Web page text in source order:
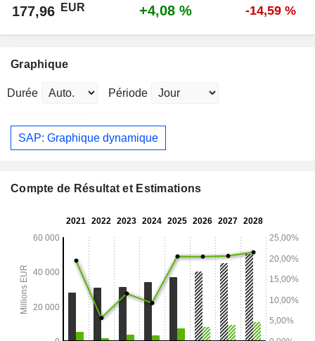
177,96 EUR +4,08 % -14,59 %
Graphique
Durée Période
SAP: Graphique dynamique
Compte de Résultat et Estimations